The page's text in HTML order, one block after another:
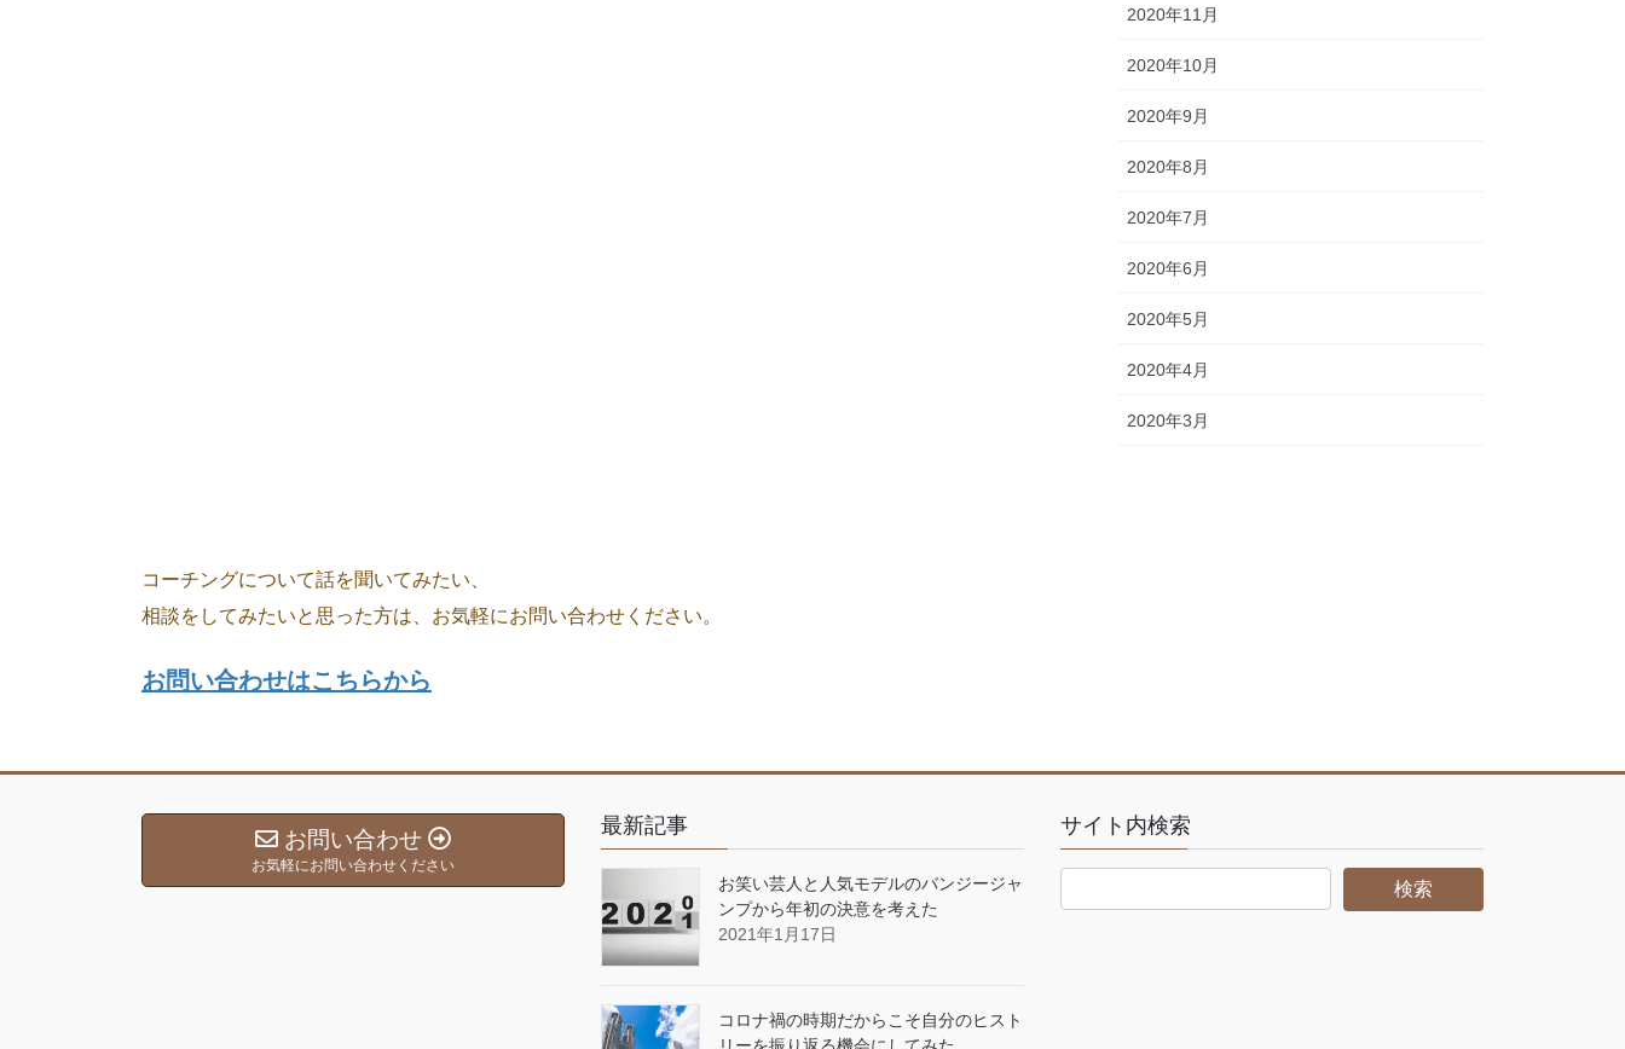
2020年11月
2020年10月
2020年9月
2020年8月
2020年7月
2020年6月
2020年5月
2020年4月
2020年3月
コーチングについて話を聞いてみたい、
相談をしてみたいと思った方は、お気軽にお問い合わせください。
お問い合わせはこちらから
お問い合わせ
お気軽にお問い合わせください
最新記事
お笑い芸人と人気モデルのバンジージャ
ンプから年初の決意を考えた
2021年1月17日
コロナ禍の時期だからこそ自分のヒスト
サイト内検索